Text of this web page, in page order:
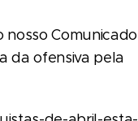
Comunicado
da ofensiva pela